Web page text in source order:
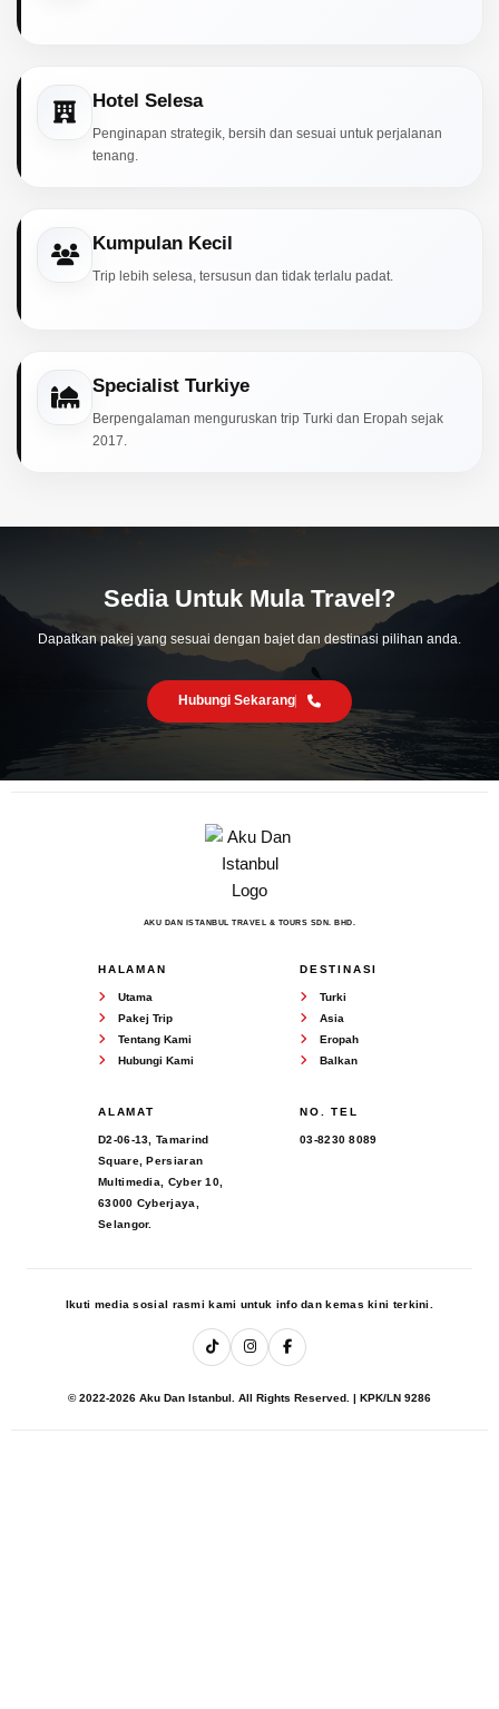
Hotel Selesa
Penginapan strategik, bersih dan sesuai untuk perjalanan
tenang.
Kumpulan Kecil
Trip lebih selesa, tersusun dan tidak terlalu padat.
Specialist Turkiye
Berpengalaman menguruskan trip Turki dan Eropah sejak
2017.
Sedia Untuk Mula Travel?
Dapatkan pakej yang sesuai dengan bajet dan destinasi pilihan anda.
Hubungi Sekarang
AKU DAN ISTANBUL TRAVEL & TOURS SDN. BHD.
HALAMAN
Utama
Pakej Trip
Tentang Kami
Hubungi Kami
DESTINASI
Turki
Asia
Eropah
Balkan
ALAMAT
D2-06-13, Tamarind
Square, Persiaran
Multimedia, Cyber 10,
63000 Cyberjaya,
Selangor.
NO. TEL
03-8230 8089
Ikuti media sosial rasmi kami untuk info dan kemas kini terkini.
© 2022-2026 Aku Dan Istanbul. All Rights Reserved. | KPK/LN 9286